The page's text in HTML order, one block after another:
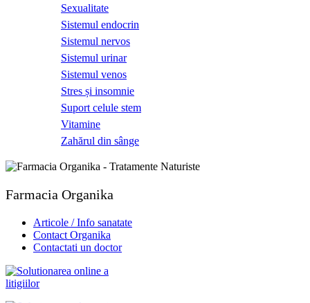
Sexualitate
Sistemul endocrin
Sistemul nervos
Sistemul urinar
Sistemul venos
Stres și insomnie
Suport celule stem
Vitamine
Zahărul din sânge
Farmacia Organika
Articole / Info sanatate
Contact Organika
Contactati un doctor